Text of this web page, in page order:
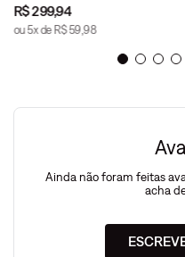
R$299,94
ou5x de R$ 59,98
Ainda não foram feitas
acha